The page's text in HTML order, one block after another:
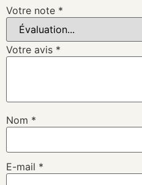
Votre note *
Votre avis *
Nom *
E-mail *